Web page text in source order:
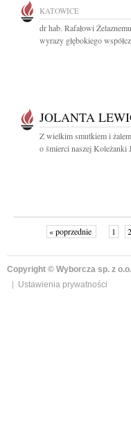
KATOWICE
dr hab. Rafałowi
wyrazy głębokiego
JOLANTA
Z wielkim smutkiem i
o śmierci naszej Koleżanki
« poprzednie 1 2
Copyright © Wyborcza sp. z o.o.
Ustawienia prywatności